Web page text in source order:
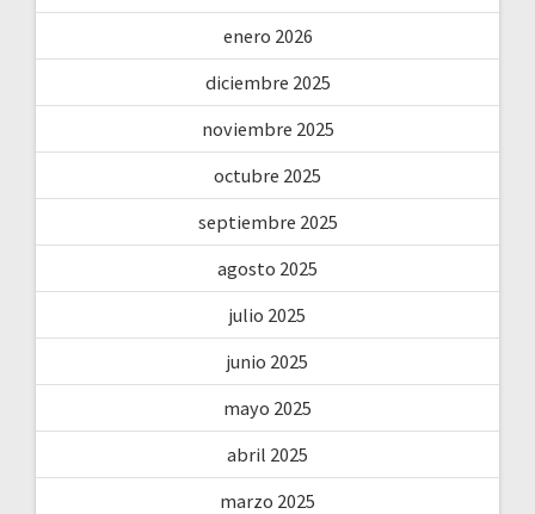
enero 2026
diciembre 2025
noviembre 2025
octubre 2025
septiembre 2025
agosto 2025
julio 2025
junio 2025
mayo 2025
abril 2025
marzo 2025